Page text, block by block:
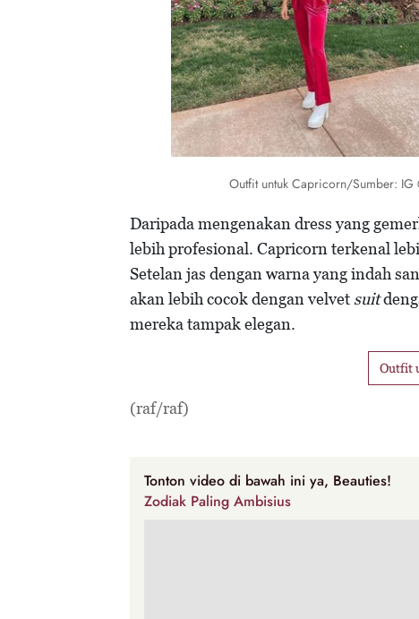
Outfit untuk Capricorn/Sumber: IG
Daripada mengenakan dress yang
lebih profesional. Capricorn terkenal
Setelan jas dengan warna yang indah
akan lebih cocok dengan velvetsuit
mereka tampak elegan.
Outfit
(raf/raf)
Tonton video di bawah ini ya, Beauties!
Zodiak Paling Ambisius